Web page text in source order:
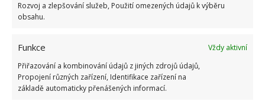
Rozvoj a zlepšování služeb, Použití omezených údajů k výběru
obsahu.
Funkce
Vždy aktivní
Přiřazování a kombinování údajů z jiných zdrojů údajů,
Propojení různých zařízení, Identifikace zařízení na
základě automaticky přenášených informací.